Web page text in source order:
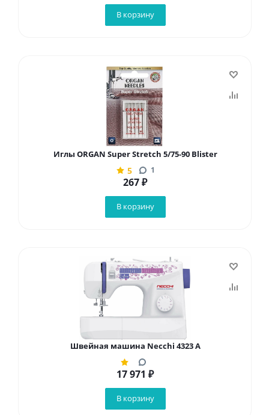
В корзину
Иглы ORGAN Super Stretch 5/75-90 Blister
5 1
267₽
В корзину
Швейная машина Necchi 4323 А
17 971 ₽
В корзину